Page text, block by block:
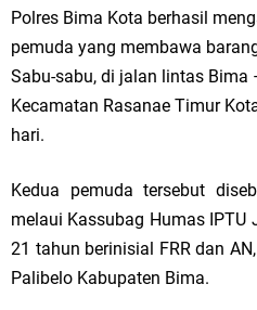
Polres Bima Kota berhasil
pemuda yang membawa
Sabu-sabu, di jalan lintas Bima
Kecamatan Rasanae Timur
hari.
Kedua pemuda tersebut
melaui Kassubag Humas IPTU
21 tahun berinisial FRR dan
Palibelo Kabupaten Bima.